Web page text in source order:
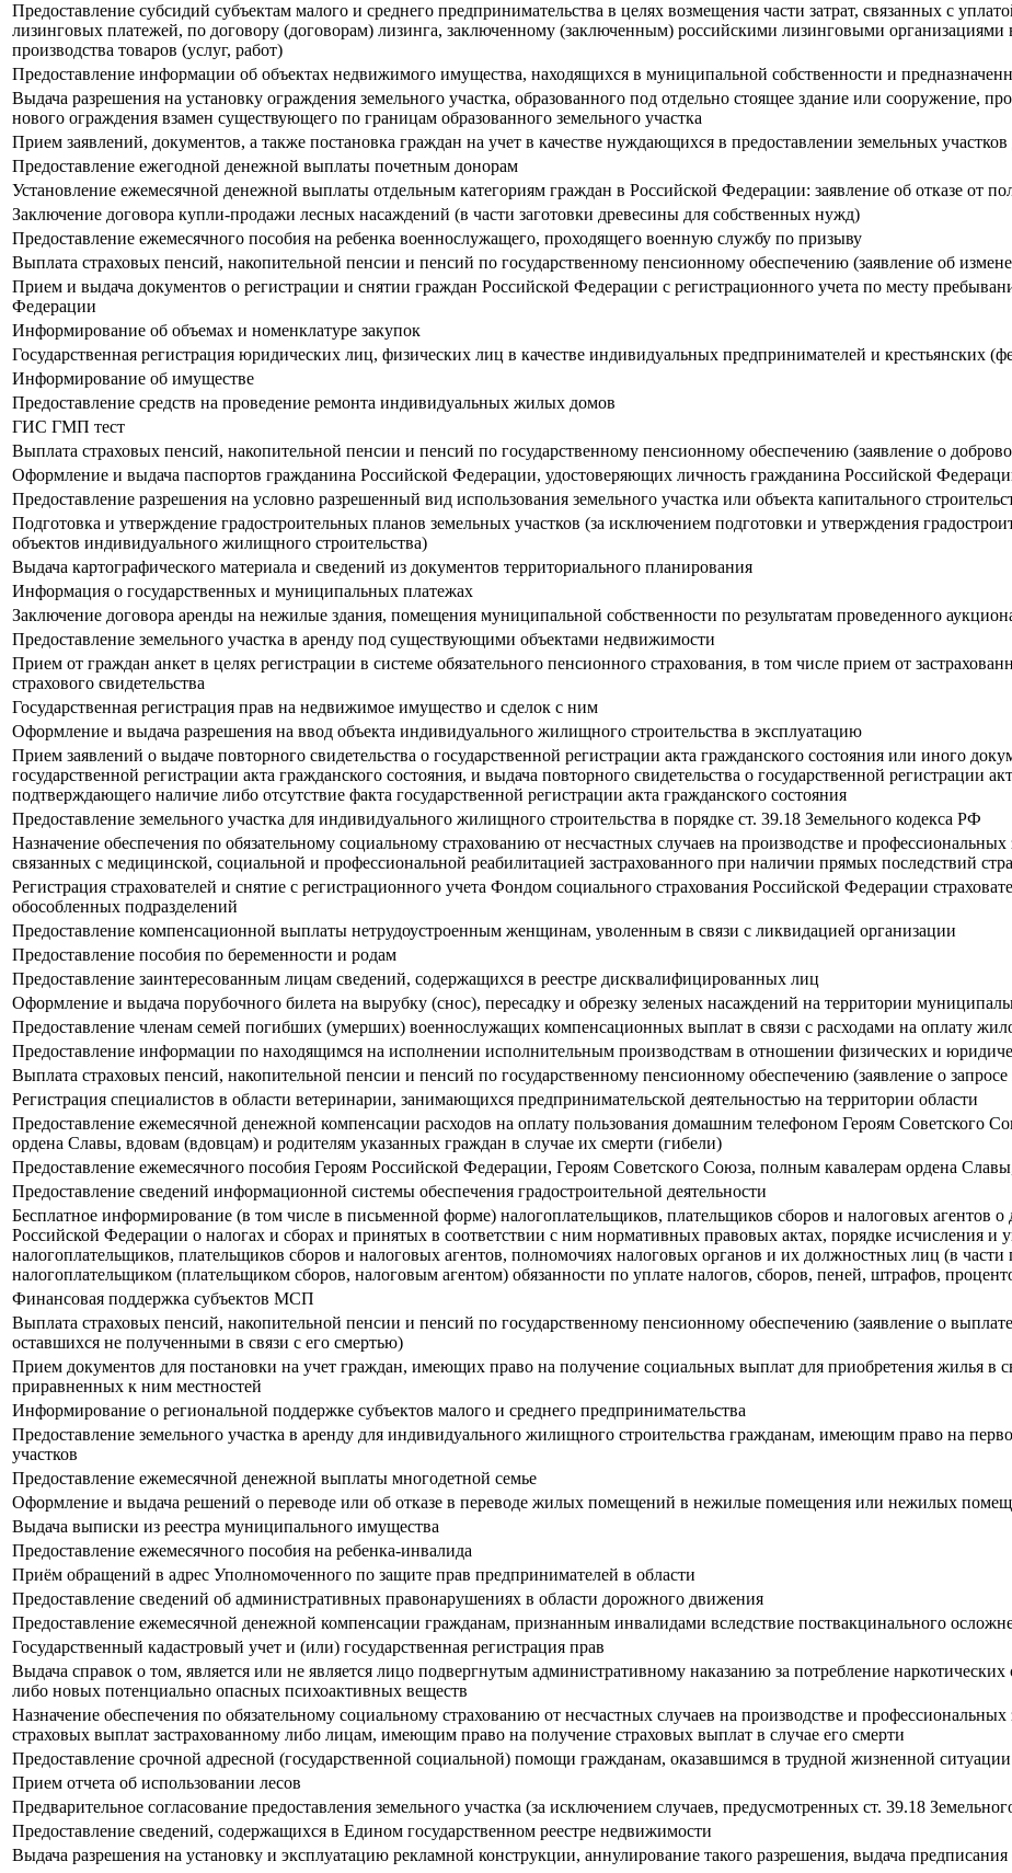
Предоставление субсидий субъектам малого и среднего предпринимательства в целях возмещения части затрат, связанных с
лизинговых платежей, по договору (договорам) лизинга, заключенному (заключенным) российскими лизинговыми организациями
производства товаров (услуг, работ)
Предоставление информации об объектах недвижимого имущества, находящихся в муниципальной собственности и
Выдача разрешения на установку ограждения земельного участка, образованного под отдельно стоящее здание или сооружение,
нового ограждения взамен существующего по границам образованного земельного участка
Прием заявлений, документов, а также постановка граждан на учет в качестве нуждающихся в предоставлении земельных участков
Предоставление ежегодной денежной выплаты почетным донорам
Установление ежемесячной денежной выплаты отдельным категориям граждан в Российской Федерации: заявление об отказе от
Заключение договора купли-продажи лесных насаждений (в части заготовки древесины для собственных нужд)
Предоставление ежемесячного пособия на ребенка военнослужащего, проходящего военную службу по призыву
Выплата страховых пенсий, накопительной пенсии и пенсий по государственному пенсионному обеспечению (заявление об
Прием и выдача документов о регистрации и снятии граждан Российской Федерации с регистрационного учета по месту
Федерации
Информирование об объемах и номенклатуре закупок
Государственная регистрация юридических лиц, физических лиц в качестве индивидуальных предпринимателей и крестьянских
Информирование об имуществе
Предоставление средств на проведение ремонта индивидуальных жилых домов
ГИС ГМП тест
Выплата страховых пенсий, накопительной пенсии и пенсий по государственному пенсионному обеспечению (заявление о
Оформление и выдача паспортов гражданина Российской Федерации, удостоверяющих личность гражданина Российской
Предоставление разрешения на условно разрешенный вид использования земельного участка или объекта капитального
Подготовка и утверждение градостроительных планов земельных участков (за исключением подготовки и утверждения
объектов индивидуального жилищного строительства)
Выдача картографического материала и сведений из документов территориального планирования
Информация о государственных и муниципальных платежах
Заключение договора аренды на нежилые здания, помещения муниципальной собственности по результатам проведенного
Предоставление земельного участка в аренду под существующими объектами недвижимости
Прием от граждан анкет в целях регистрации в системе обязательного пенсионного страхования, в том числе прием от
страхового свидетельства
Государственная регистрация прав на недвижимое имущество и сделок с ним
Оформление и выдача разрешения на ввод объекта индивидуального жилищного строительства в эксплуатацию
Прием заявлений о выдаче повторного свидетельства о государственной регистрации акта гражданского состояния или иного
государственной регистрации акта гражданского состояния, и выдача повторного свидетельства о государственной регистрации
подтверждающего наличие либо отсутствие факта государственной регистрации акта гражданского состояния
Предоставление земельного участка для индивидуального жилищного строительства в порядке ст. 39.18 Земельного кодекса РФ
Назначение обеспечения по обязательному социальному страхованию от несчастных случаев на производстве и
связанных с медицинской, социальной и профессиональной реабилитацией застрахованного при наличии прямых последствий
Регистрация страхователей и снятие с регистрационного учета Фондом социального страхования Российской Федерации
обособленных подразделений
Предоставление компенсационной выплаты нетрудоустроенным женщинам, уволенным в связи с ликвидацией организации
Предоставление пособия по беременности и родам
Предоставление заинтересованным лицам сведений, содержащихся в реестре дисквалифицированных лиц
Оформление и выдача порубочного билета на вырубку (снос), пересадку и обрезку зеленых насаждений на территории
Предоставление членам семей погибших (умерших) военнослужащих компенсационных выплат в связи с расходами на оплату
Предоставление информации по находящимся на исполнении исполнительным производствам в отношении физических и
Выплата страховых пенсий, накопительной пенсии и пенсий по государственному пенсионному обеспечению (заявление о
Регистрация специалистов в области ветеринарии, занимающихся предпринимательской деятельностью на территории области
Предоставление ежемесячной денежной компенсации расходов на оплату пользования домашним телефоном Героям Советского
ордена Славы, вдовам (вдовцам) и родителям указанных граждан в случае их смерти (гибели)
Предоставление ежемесячного пособия Героям Российской Федерации, Героям Советского Союза, полным кавалерам ордена
Предоставление сведений информационной системы обеспечения градостроительной деятельности
Бесплатное информирование (в том числе в письменной форме) налогоплательщиков, плательщиков сборов и налоговых агентов о
Российской Федерации о налогах и сборах и принятых в соответствии с ним нормативных правовых актах, порядке исчисления и
налогоплательщиков, плательщиков сборов и налоговых агентов, полномочиях налоговых органов и их должностных лиц (в
налогоплательщиком (плательщиком сборов, налоговым агентом) обязанности по уплате налогов, сборов, пеней, штрафов,
Финансовая поддержка субъектов МСП
Выплата страховых пенсий, накопительной пенсии и пенсий по государственному пенсионному обеспечению (заявление о
оставшихся не полученными в связи с его смертью)
Прием документов для постановки на учет граждан, имеющих право на получение социальных выплат для приобретения жилья в
приравненных к ним местностей
Информирование о региональной поддержке субъектов малого и среднего предпринимательства
Предоставление земельного участка в аренду для индивидуального жилищного строительства гражданам, имеющим право на
участков
Предоставление ежемесячной денежной выплаты многодетной семье
Оформление и выдача решений о переводе или об отказе в переводе жилых помещений в нежилые помещения или нежилых
Выдача выписки из реестра муниципального имущества
Предоставление ежемесячного пособия на ребенка-инвалида
Приём обращений в адрес Уполномоченного по защите прав предпринимателей в области
Предоставление сведений об административных правонарушениях в области дорожного движения
Предоставление ежемесячной денежной компенсации гражданам, признанным инвалидами вследствие поствакцинального
Государственный кадастровый учет и (или) государственная регистрация прав
Выдача справок о том, является или не является лицо подвергнутым административному наказанию за потребление
либо новых потенциально опасных психоактивных веществ
Назначение обеспечения по обязательному социальному страхованию от несчастных случаев на производстве и
страховых выплат застрахованному либо лицам, имеющим право на получение страховых выплат в случае его смерти
Предоставление срочной адресной (государственной социальной) помощи гражданам, оказавшимся в трудной жизненной ситуации
Прием отчета об использовании лесов
Предварительное согласование предоставления земельного участка (за исключением случаев, предусмотренных ст. 39.18
Предоставление сведений, содержащихся в Едином государственном реестре недвижимости
Выдача разрешения на установку и эксплуатацию рекламной конструкции, аннулирование такого разрешения, выдача